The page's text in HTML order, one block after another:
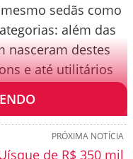
sedãs como
além das
nasceram destes
e até utilitários
PRÓXIMA NOTÍCIA
de R$ 350 mil